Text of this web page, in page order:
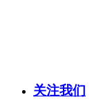
关注我们